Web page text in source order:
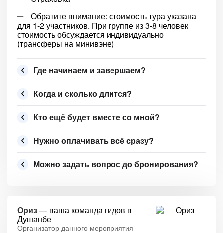
Обратите внимание: стоимость тура указана
для 1-2 участников. При группе из 3-8 человек
стоимость обсуждается индивидуально
(трансферы на минивэне)
Где начинаем и завершаем?
Когда и сколько длится?
Кто ещё будет вместе со мной?
Нужно оплачивать всё сразу?
Можно задать вопрос до бронирования?
Ориз— ваша команда гидов в
Душанбе
Организатор данного мероприятия